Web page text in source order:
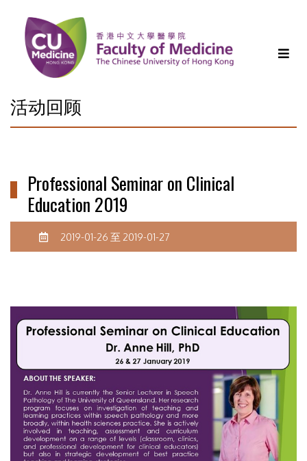
活动回顾
Professional Seminar on Clinical
Education 2019
2019-01-26 至 2019-01-27